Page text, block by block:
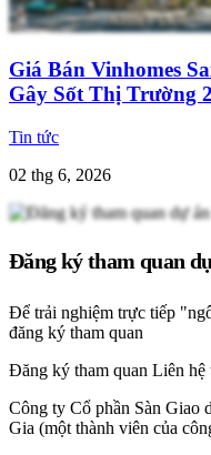
Giá Bán Vinhomes
Gây Sốt Thị Trường
Tin tức
02 thg 6, 2026
Đăng ký tham quan
Để trải nghiệm trực tiếp
đăng ký tham quan
Đăng ký tham quan Liên hệ
Công ty Cổ phần Sàn Giao
Gia (một thành viên của